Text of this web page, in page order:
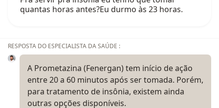
quantas horas antes?Eu durmo às 23 horas.
RESPOSTA DO ESPECIALISTA DA SAÚDE :
A Prometazina (Fenergan) tem início de ação
entre 20 a 60 minutos após ser tomada. Porém,
para tratamento de insônia, existem ainda
outras opções disponíveis.